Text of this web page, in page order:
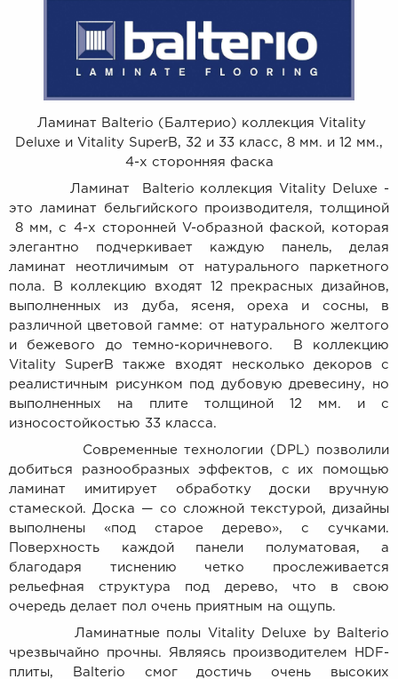
Ламинат Balterio (Балтерио) коллекция Vitality
Deluxe и Vitality SuperB, 32 и 33 класс, 8 мм. и 12 мм.,
4-х сторонняя фаска
Ламинат Balterio коллекция Vitality Deluxe -
это ламинат бельгийского производителя, толщиной
8 мм, с 4-х сторонней V-образной фаской, которая
элегантно подчеркивает каждую панель, делая
ламинат неотличимым от натурального паркетного
пола. В коллекцию входят 12 прекрасных дизайнов,
выполненных из дуба, ясеня, ореха и сосны, в
различной цветовой гамме: от натурального желтого
и бежевого до темно-коричневого. В коллекцию
Vitality SuperB также входят несколько декоров с
реалистичным рисунком под дубовую древесину, но
выполненных на плите толщиной 12 мм. и с
износостойкостью 33 класса.
Современные технологии (DPL) позволили
добиться разнообразных эффектов, с их помощью
ламинат имитирует обработку доски вручную
стамеской. Доска — со сложной текстурой, дизайны
выполнены «под старое дерево», с сучками.
Поверхность каждой панели полуматовая, а
благодаря тиснению четко прослеживается
рельефная структура под дерево, что в свою
очередь делает пол очень приятным на ощупь.
Ламинатные полы Vitality Deluxe by Balterio
чрезвычайно прочны. Являясь производителем HDF-
плиты, Balterio смог достичь очень высоких